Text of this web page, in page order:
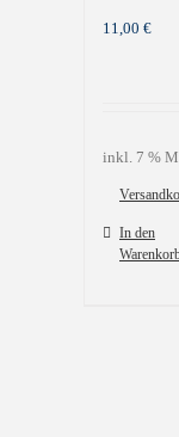
11,00 €
inkl. 7 %
In den